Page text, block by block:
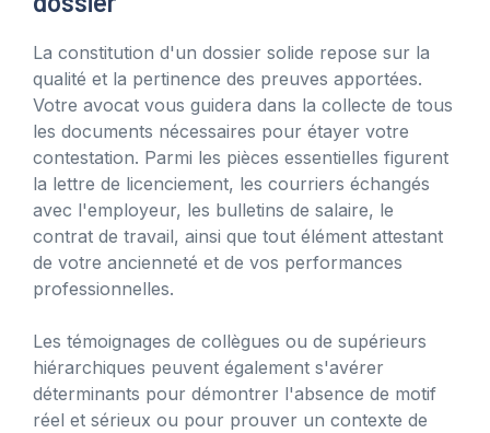
La constitution d'un dossier solide repose sur la
qualité et la pertinence des preuves apportées.
Votre avocat vous guidera dans la collecte de tous
les documents nécessaires pour étayer votre
contestation. Parmi les pièces essentielles figurent
la lettre de licenciement, les courriers échangés
avec l'employeur, les bulletins de salaire, le
contrat de travail, ainsi que tout élément attestant
de votre ancienneté et de vos performances
professionnelles.
Les témoignages de collègues ou de supérieurs
hiérarchiques peuvent également s'avérer
déterminants pour démontrer l'absence de motif
réel et sérieux ou pour prouver un contexte de